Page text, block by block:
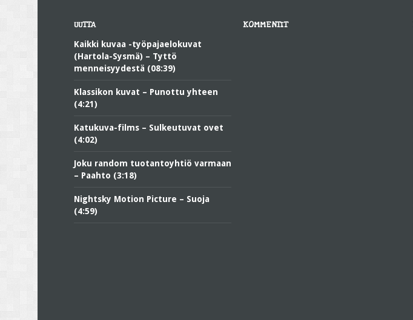
UUTTA
Kaikki kuvaa -työpajaelokuvat
(Hartola-Sysmä) – Tyttö
menneisyydestä (08:39)
Klassikon kuvat – Punottu yhteen
(4:21)
Katukuva-films – Sulkeutuvat ovet
(4:02)
Joku random tuotantoyhtiö varmaan
– Paahto (3:18)
Nightsky Motion Picture – Suoja
(4:59)
KOMMENTIT